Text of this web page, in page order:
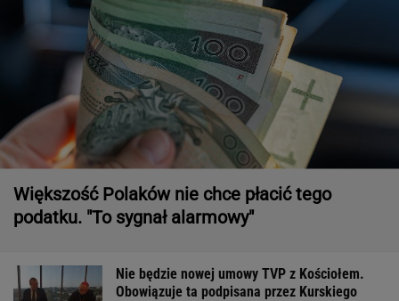
Większość Polaków nie chce płacić tego
podatku. "To sygnał alarmowy"
Nie będzie nowej umowy TVP z Kościołem.
Obowiązuje ta podpisana przez Kurskiego